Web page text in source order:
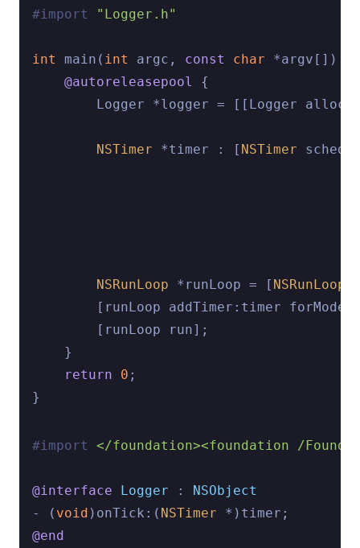
#import
"Logger.h"
int main( int argc, const char *argv[]) {
@autoreleasepool
{
Logger *logger = [[Logger alloc]
NSTimer *timer : [ NSTimer
NSRunLoop *runLoop = [ NSRunLoop
        [runLoop addTimer:timer forMode:
        [runLoop run];
    }
return
0 ;
#import </foundation><foundation /
@interface Logger : NSObject
- ( void )onTick:( NSTimer
@end